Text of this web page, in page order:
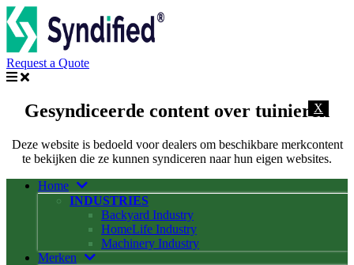
Request a Quote
X
Gesyndiceerde content over tuinieren
Deze website is bedoeld voor dealers om beschikbare merkcontent
te bekijken die ze kunnen syndiceren naar hun eigen websites.
Home
INDUSTRIES
Backyard Industry
HomeLife Industry
Machinery Industry
Merken